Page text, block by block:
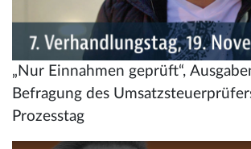
„Nur Einnahmen geprüft“,
Befragung des
Prozesstag